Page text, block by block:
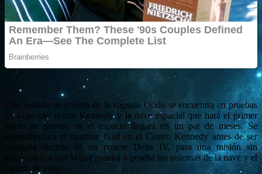
Una versión de prueba de la cápsula Orión se encuentra en pruebas
en el propio centro Kennedy y la nave espacial que hará el primer
vuelo de prueba en el espacio llegará en un par de meses. Se
experimentará el montaje final en el Centro Kennedy antes de ser
montada encima de un cohete Delta IV, para una misión sin
astronautas a bordo que pondrá a prueba los sistemas de la nave y el
escudo de calor.